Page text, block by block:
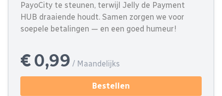
PayoCity te steunen, terwijl Jelly de Payment
HUB draaiende houdt. Samen zorgen we voor
soepele betalingen — en een goed humeur!
€ 0,99 / Maandelijks
Bestellen